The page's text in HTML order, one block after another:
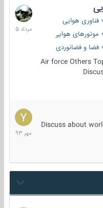
هوایی
هوایی
و فضانوردی
Air force Others
2
مرداد
1405
Discuss about
15
مهر
1393